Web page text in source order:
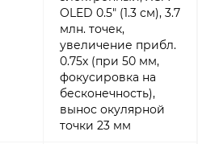
OLED 0.5" (1.3 см), 3.7
млн. точек,
увеличение прибл.
0.75х (при 50 мм,
фокусировка на
бесконечность),
вынос окулярной
точки 23 мм